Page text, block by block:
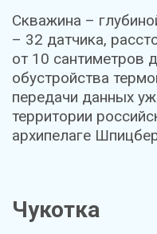
Скважина –
– 32 датчика,
от 10 сантиметров
обустройства
передачи данных
территории
архипелаге
Чукотка